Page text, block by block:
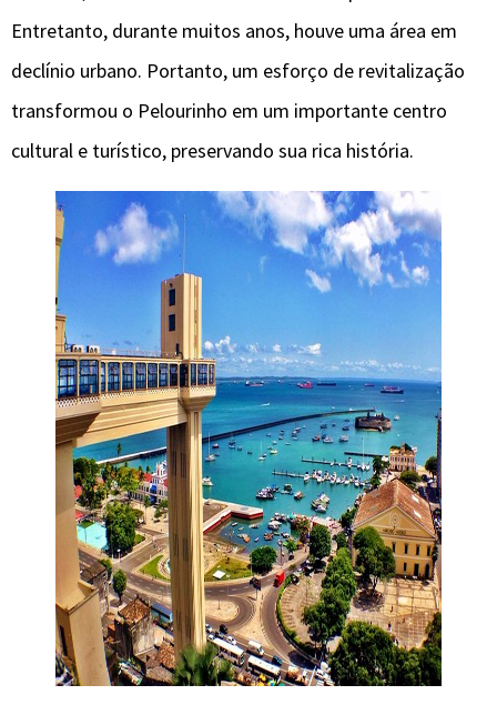
Entretanto, durante muitos anos, houve uma área em
declínio urbano. Portanto, um esforço de revitalização
transformou o Pelourinho em um importante centro
cultural e turístico, preservando sua rica história.